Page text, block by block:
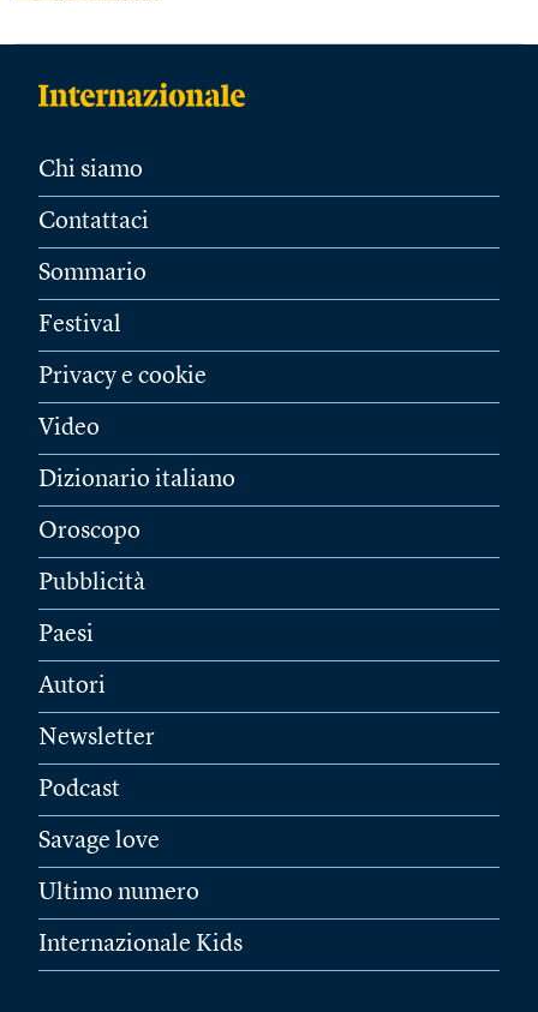
Chi siamo
Contattaci
Sommario
Festival
Privacy e cookie
Video
Dizionario italiano
Oroscopo
Pubblicità
Paesi
Autori
Newsletter
Podcast
Savage love
Ultimo numero
Internazionale Kids